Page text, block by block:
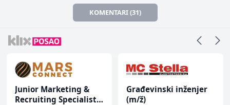
KOMENTARI (31)
Junior Marketing &
Recruiting Specialist
Građevinski inženjer
(m/ž)